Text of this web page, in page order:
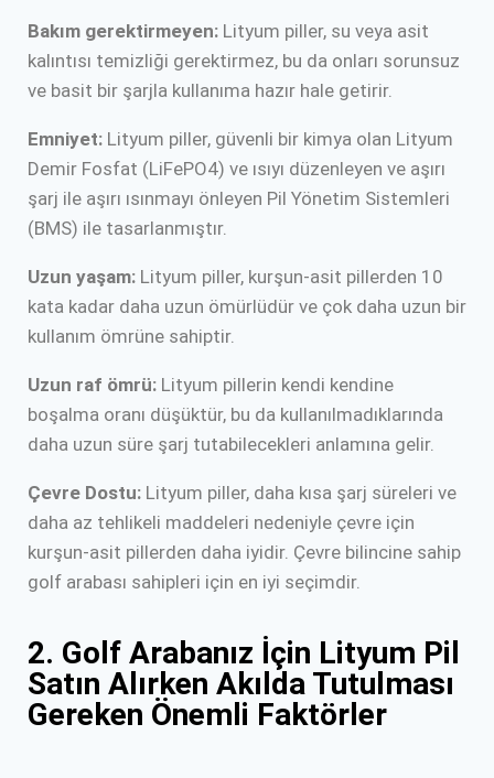
Bakım gerektirmeyen: Lityum piller, su veya asit
kalıntısı temizliği gerektirmez, bu da onları sorunsuz
ve basit bir şarjla kullanıma hazır hale getirir.
Emniyet: Lityum piller, güvenli bir kimya olan Lityum
Demir Fosfat (LiFePO4) ve ısıyı düzenleyen ve aşırı
şarj ile aşırı ısınmayı önleyen Pil Yönetim Sistemleri
(BMS) ile tasarlanmıştır.
Uzun yaşam: Lityum piller, kurşun-asit pillerden 10
kata kadar daha uzun ömürlüdür ve çok daha uzun bir
kullanım ömrüne sahiptir.
Uzun raf ömrü: Lityum pillerin kendi kendine
boşalma oranı düşüktür, bu da kullanılmadıklarında
daha uzun süre şarj tutabilecekleri anlamına gelir.
Çevre Dostu: Lityum piller, daha kısa şarj süreleri ve
daha az tehlikeli maddeleri nedeniyle çevre için
kurşun-asit pillerden daha iyidir. Çevre bilincine sahip
golf arabası sahipleri için en iyi seçimdir.
2. Golf Arabanız İçin Lityum Pil
Satın Alırken Akılda Tutulması
Gereken Önemli Faktörler